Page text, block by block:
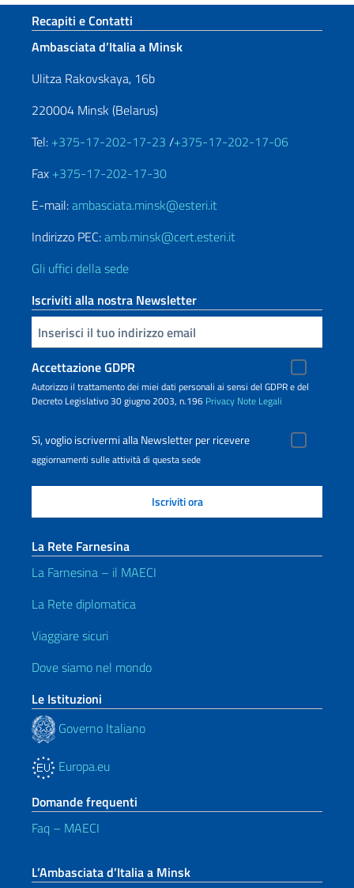
Sezione footer
Recapiti e Contatti
Ambasciata d’Italia a Minsk
Ulitza Rakovskaya, 16b
220004 Minsk (Belarus)
Tel: +375-17-202-17-23 /+375-17-202-17-06
Fax +375-17-202-17-30
E-mail:ambasciata.minsk@esteri.it
Indirizzo PEC:amb.minsk@cert.esteri.it
Gli uffici della sede
Iscriviti alla nostra Newsletter
Inserisci la tua email
Accettazione GDPR
Autorizzo il trattamento dei miei dati personali ai sensi del GDPR e del
Decreto Legislativo 30 giugno 2003, n.196 Privacy Note Legali
Sì, voglio iscrivermi alla Newsletter per ricevere
aggiornamenti sulle attività di questa sede
La Rete Farnesina
La Farnesina – il MAECI
La Rete diplomatica
Viaggiare sicuri
Dove siamo nel mondo
Le Istituzioni
Governo Italiano
Europa.eu
Domande frequenti
Faq – MAECI
L’Ambasciata d’Italia a Minsk